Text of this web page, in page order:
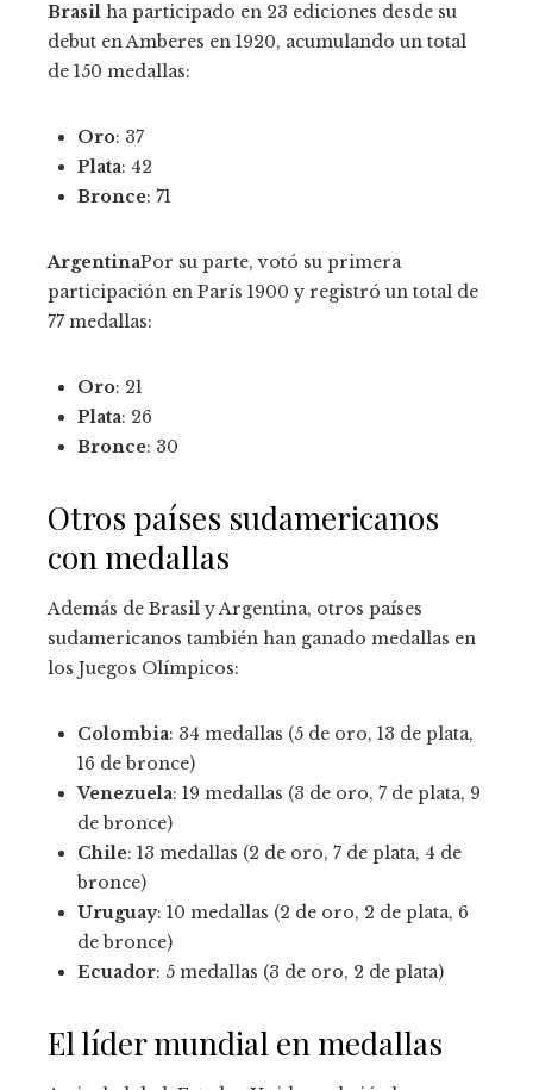
Brasil ha participado en 23 ediciones desde su
debut en Amberes en 1920, acumulando un total
de 150 medallas:
Oro: 37
Plata: 42
Bronce: 71
ArgentinaPor su parte, votó su primera
participación en París 1900 y registró un total de
77 medallas:
Oro: 21
Plata: 26
Bronce: 30
Otros países sudamericanos
con medallas
Además de Brasil y Argentina, otros países
sudamericanos también han ganado medallas en
los Juegos Olímpicos:
Colombia: 34 medallas (5 de oro, 13 de plata,
16 de bronce)
Venezuela: 19 medallas (3 de oro, 7 de plata, 9
de bronce)
Chile: 13 medallas (2 de oro, 7 de plata, 4 de
bronce)
Uruguay: 10 medallas (2 de oro, 2 de plata, 6
de bronce)
Ecuador: 5 medallas (3 de oro, 2 de plata)
El líder mundial en medallas